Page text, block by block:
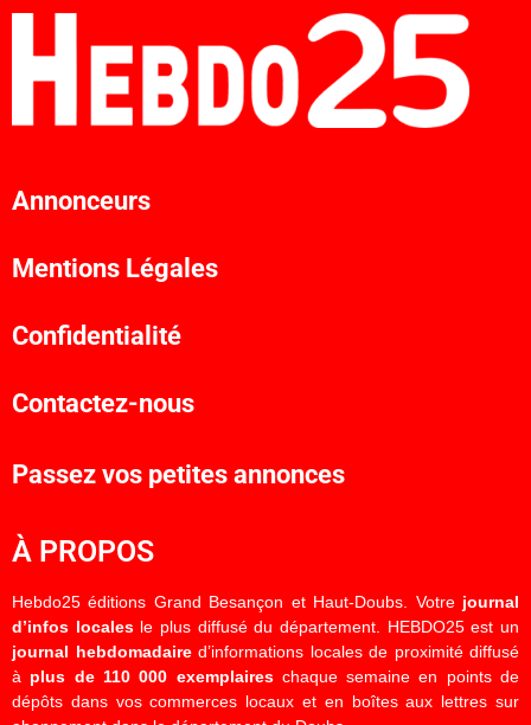
Annonceurs
Mentions Légales
Confidentialité
Contactez-nous
Passez vos petites annonces
À PROPOS
Hebdo25 éditions Grand Besançon et Haut-Doubs. Votre journal
d’infos localesle plus diffusé du département. HEBDO25 est un
journal hebdomadaired’informations locales de proximité diffusé
à plus de 110 000 exemplaireschaque semaine en points de
dépôts dans vos commerces locaux et en boîtes aux lettres sur